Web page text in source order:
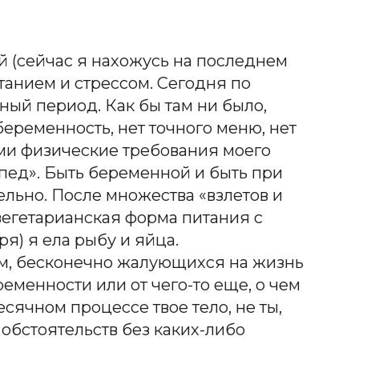
я нахожусь на последнем
и стрессом. Сегодня по
период. Как бы там ни было,
нет точного меню, нет
физические требования моего
Быть беременной и быть при
После множества «взлетов и
форма питания с
я ела рыбу и яйца.
бесконечно жалующихся на жизнь
или от чего-то еще, о чем
процессе твое тело, не ты,
без каких-либо